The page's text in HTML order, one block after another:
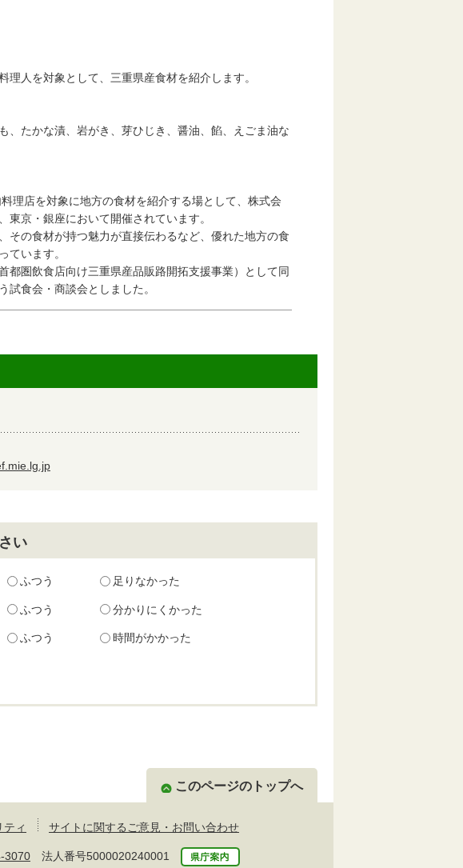
人を対象として、三重県産食材を紹介します。
たかな漬、岩がき、芽ひじき、醤油、餡、えごま油な
店を対象に地方の食材を紹介する場として、株式会
京・銀座において開催されています。
の食材が持つ魅力が直接伝わるなど、優れた地方の食
います。
圏飲食店向け三重県産品販路開拓支援事業）として同
食会・商談会としました。
い
ふつう 足りなかった
ふつう 分かりにくかった
ふつう 時間がかかった
このページのトップへ
ィ サイトに関するご意見・お問い合わせ
3070 法人番号5000020240001